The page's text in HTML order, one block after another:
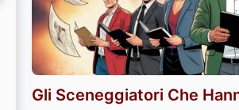
Gli Sceneggiatori Che